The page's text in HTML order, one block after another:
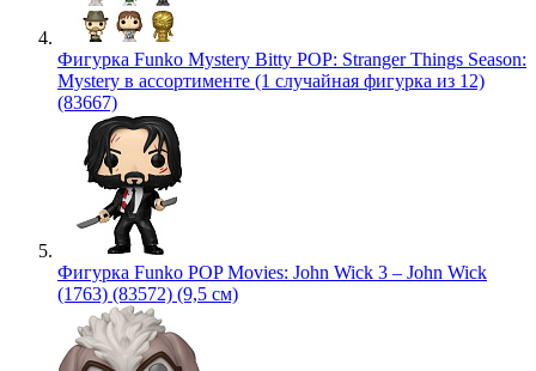
Фигурка Funko Mystery Bitty POP: Stranger Things Season:
Mystery в ассортименте (1 случайная фигурка из 12)
(83667)
Фигурка Funko POP Movies: John Wick 3 – John Wick
(1763) (83572) (9,5 см)